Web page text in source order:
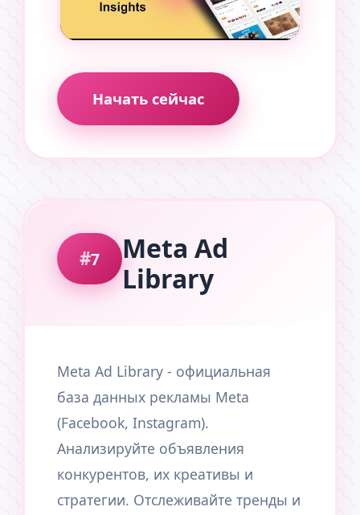
Начать сейчас
7
Meta Ad
Library
Meta Ad Library - официальная
база данных рекламы Meta
(Facebook, Instagram).
Анализируйте объявления
конкурентов, их креативы и
стратегии. Отслеживайте тренды и